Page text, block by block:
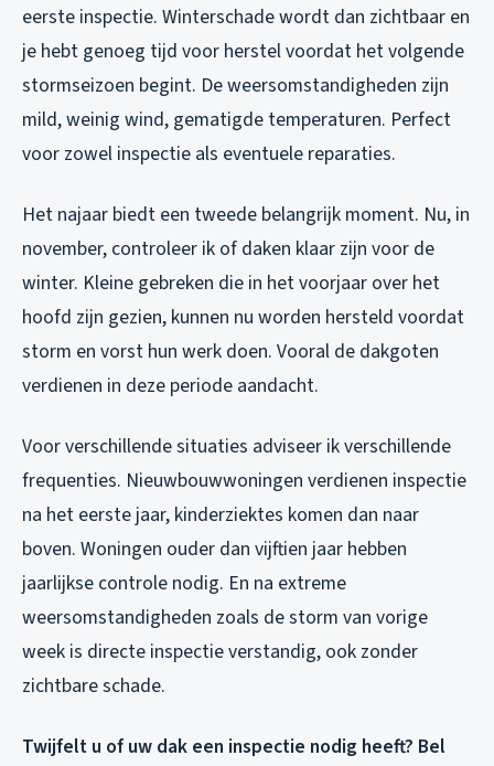
eerste inspectie. Winterschade wordt dan zichtbaar en
je hebt genoeg tijd voor herstel voordat het volgende
stormseizoen begint. De weersomstandigheden zijn
mild, weinig wind, gematigde temperaturen. Perfect
voor zowel inspectie als eventuele reparaties.
Het najaar biedt een tweede belangrijk moment. Nu, in
november, controleer ik of daken klaar zijn voor de
winter. Kleine gebreken die in het voorjaar over het
hoofd zijn gezien, kunnen nu worden hersteld voordat
storm en vorst hun werk doen. Vooral de dakgoten
verdienen in deze periode aandacht.
Voor verschillende situaties adviseer ik verschillende
frequenties. Nieuwbouwwoningen verdienen inspectie
na het eerste jaar, kinderziektes komen dan naar
boven. Woningen ouder dan vijftien jaar hebben
jaarlijkse controle nodig. En na extreme
weersomstandigheden zoals de storm van vorige
week is directe inspectie verstandig, ook zonder
zichtbare schade.
Twijfelt u of uw dak een inspectie nodig heeft? Bel